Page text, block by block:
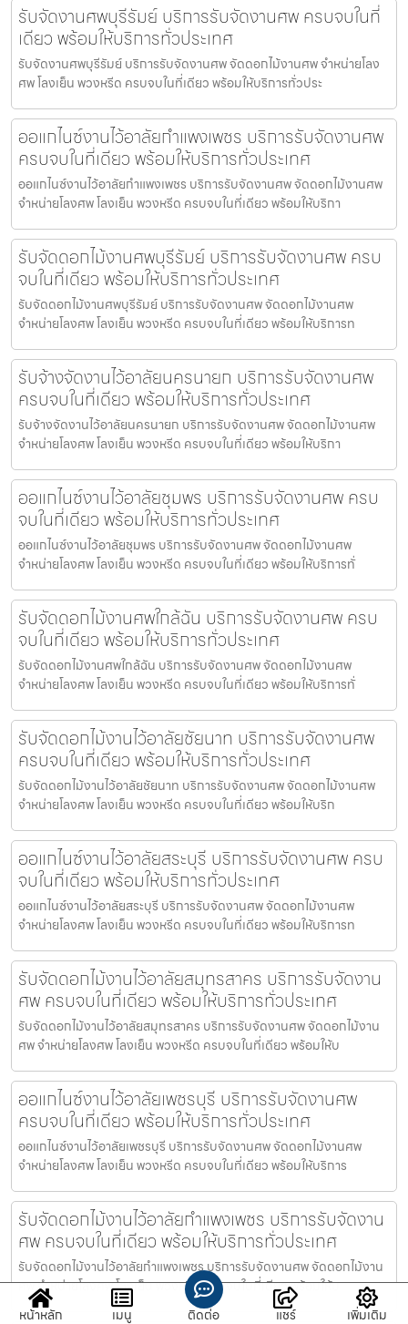
รับจัดงานศพบุรีรัมย์ บริการรับจัดงานศพ ครบจบในที่
เดียว พร้อมให้บริการทั่วประเทศ
รับจัดงานศพบุรีรัมย์ บริการรับจัดงานศพ จัดดอกไม้งานศพ จำหน่ายโลง
ศพ โลงเย็น พวงหรีด ครบจบในที่เดียว พร้อมให้บริการทั่วประ
ออแกไนซ์งานไว้อาลัยกำแพงเพชร บริการรับจัดงานศพ
ครบจบในที่เดียว พร้อมให้บริการทั่วประเทศ
ออแกไนซ์งานไว้อาลัยกำแพงเพชร บริการรับจัดงานศพ จัดดอกไม้งานศพ
จำหน่ายโลงศพ โลงเย็น พวงหรีด ครบจบในที่เดียว พร้อมให้บริกา
รับจัดดอกไม้งานศพบุรีรัมย์ บริการรับจัดงานศพ ครบ
จบในที่เดียว พร้อมให้บริการทั่วประเทศ
รับจัดดอกไม้งานศพบุรีรัมย์ บริการรับจัดงานศพ จัดดอกไม้งานศพ
จำหน่ายโลงศพ โลงเย็น พวงหรีด ครบจบในที่เดียว พร้อมให้บริการท
รับจ้างจัดงานไว้อาลัยนครนายก บริการรับจัดงานศพ
ครบจบในที่เดียว พร้อมให้บริการทั่วประเทศ
รับจ้างจัดงานไว้อาลัยนครนายก บริการรับจัดงานศพ จัดดอกไม้งานศพ
จำหน่ายโลงศพ โลงเย็น พวงหรีด ครบจบในที่เดียว พร้อมให้บริกา
ออแกไนซ์งานไว้อาลัยชุมพร บริการรับจัดงานศพ ครบ
จบในที่เดียว พร้อมให้บริการทั่วประเทศ
ออแกไนซ์งานไว้อาลัยชุมพร บริการรับจัดงานศพ จัดดอกไม้งานศพ
จำหน่ายโลงศพ โลงเย็น พวงหรีด ครบจบในที่เดียว พร้อมให้บริการทั่
รับจัดดอกไม้งานศพใกล้ฉัน บริการรับจัดงานศพ ครบ
จบในที่เดียว พร้อมให้บริการทั่วประเทศ
รับจัดดอกไม้งานศพใกล้ฉัน บริการรับจัดงานศพ จัดดอกไม้งานศพ
จำหน่ายโลงศพ โลงเย็น พวงหรีด ครบจบในที่เดียว พร้อมให้บริการทั่
รับจัดดอกไม้งานไว้อาลัยชัยนาท บริการรับจัดงานศพ
ครบจบในที่เดียว พร้อมให้บริการทั่วประเทศ
รับจัดดอกไม้งานไว้อาลัยชัยนาท บริการรับจัดงานศพ จัดดอกไม้งานศพ
จำหน่ายโลงศพ โลงเย็น พวงหรีด ครบจบในที่เดียว พร้อมให้บริก
ออแกไนซ์งานไว้อาลัยสระบุรี บริการรับจัดงานศพ ครบ
จบในที่เดียว พร้อมให้บริการทั่วประเทศ
ออแกไนซ์งานไว้อาลัยสระบุรี บริการรับจัดงานศพ จัดดอกไม้งานศพ
จำหน่ายโลงศพ โลงเย็น พวงหรีด ครบจบในที่เดียว พร้อมให้บริการท
รับจัดดอกไม้งานไว้อาลัยสมุทรสาคร บริการรับจัดงาน
ศพ ครบจบในที่เดียว พร้อมให้บริการทั่วประเทศ
รับจัดดอกไม้งานไว้อาลัยสมุทรสาคร บริการรับจัดงานศพ จัดดอกไม้งาน
ศพ จำหน่ายโลงศพ โลงเย็น พวงหรีด ครบจบในที่เดียว พร้อมให้บ
ออแกไนซ์งานไว้อาลัยเพชรบุรี บริการรับจัดงานศพ
ครบจบในที่เดียว พร้อมให้บริการทั่วประเทศ
ออแกไนซ์งานไว้อาลัยเพชรบุรี บริการรับจัดงานศพ จัดดอกไม้งานศพ
จำหน่ายโลงศพ โลงเย็น พวงหรีด ครบจบในที่เดียว พร้อมให้บริการ
รับจัดดอกไม้งานไว้อาลัยกำแพงเพชร บริการรับจัดงาน
ศพ ครบจบในที่เดียว พร้อมให้บริการทั่วประเทศ
รับจัดดอกไม้งานไว้อาลัยกำแพงเพชร บริการรับจัดงานศพ จัดดอกไม้งาน
ศพ จำหน่ายโลงศพ โลงเย็น พวงหรีด ครบจบในที่เดียว พร้อมให้บ
หน้าหลัก
เมนู ติดต่อ แชร์ เพิ่มเติม